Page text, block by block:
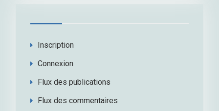
Inscription
Connexion
Flux des publications
Flux des commentaires